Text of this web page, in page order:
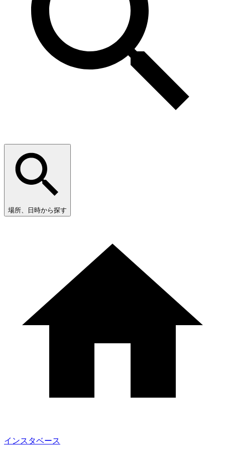
場所、日時から探す
インスタベース